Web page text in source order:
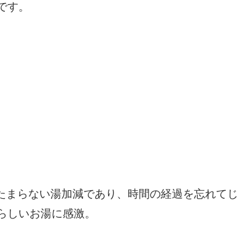
。
らない湯加減であり、時間の経過を忘れてじ
いお湯に感激。